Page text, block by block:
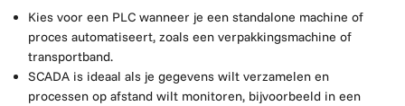
Kies voor een PLC wanneer je een standalone machine of
proces automatiseert, zoals een verpakkingsmachine of
transportband.
SCADA is ideaal als je gegevens wilt verzamelen en
processen op afstand wilt monitoren, bijvoorbeeld in een